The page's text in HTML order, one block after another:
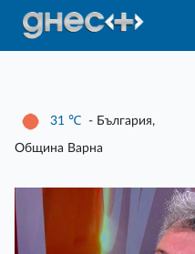
31 ℃ - България,
Община Варна